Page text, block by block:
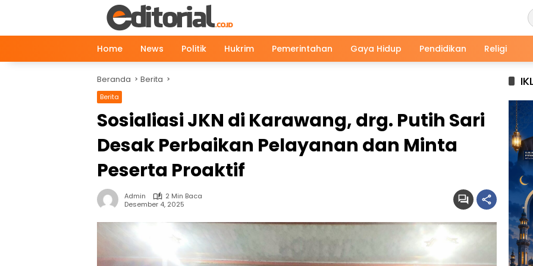
Home
News Politik Hukrim Pemerintahan Gaya Hidup Pendidikan Religi
Beranda Berita
Berita
Sosialiasi JKN di Karawang, drg. Putih Sari
Desak Perbaikan Pelayanan dan Minta
Peserta Proaktif
Admin
2 Min Baca
Desember 4, 2025